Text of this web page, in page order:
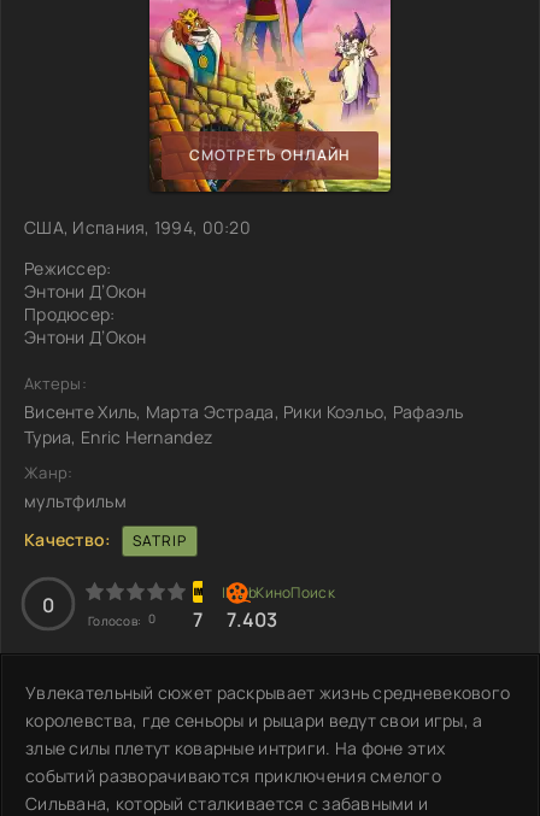
СМОТРЕТЬ ОНЛАЙН
США, Испания, 1994, 00:20
Режиссер:
Энтони Д’Окон
Продюсер:
Энтони Д’Окон
Актеры:
Висенте Хиль, Марта Эстрада, Рики Коэльо, Рафаэль
Туриа, Enric Hernandez
Жанр:
мультфильм
Качество:
SATRIP
0
Голосов: 0 7 7.403
Увлекательный сюжет раскрывает жизнь средневекового
королевства, где сеньоры и рыцари ведут свои игры, а
злые силы плетут коварные интриги. На фоне этих
событий разворачиваются приключения смелого
Сильвана, который сталкивается с забавными и